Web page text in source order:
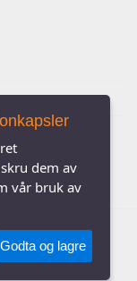
dem av
vår bruk av
Godta og lagre